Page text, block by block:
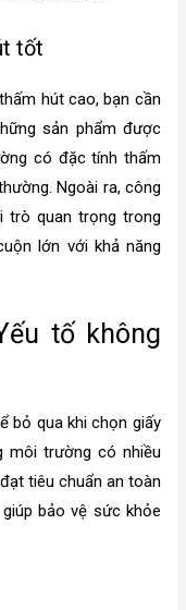
tốt
hút cao, bạn cần
sản phẩm được
có đặc tính thấm
Ngoài ra, công
trò quan trọng trong
lớn với khả năng
tố không
bỏ qua khi chọn giấy
môi trường có nhiều
tiêu chuẩn an toàn
bảo vệ sức khỏe